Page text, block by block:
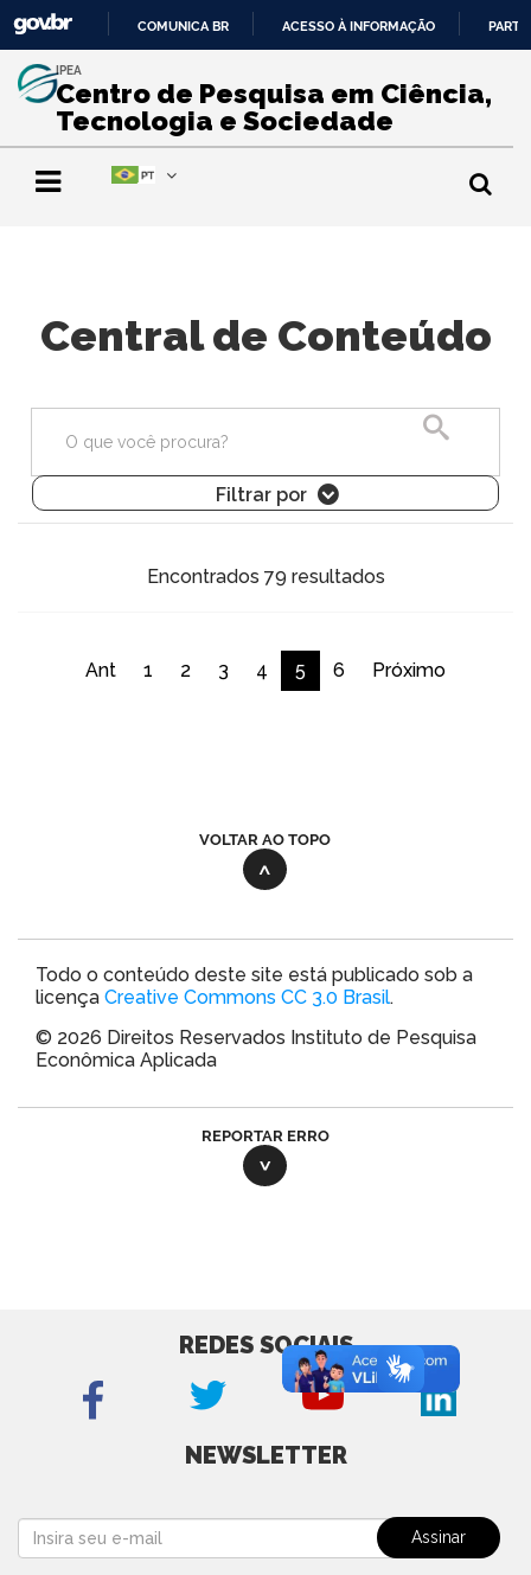
PARA
O
CONTEÚDO
COMUNICA BR ACESSO À INFORMAÇÃO
IPEA
Centro de Pesquisa em Ciência,
Tecnologia e Sociedade
Central de Conteúdo
Filtrar por
Encontrados 79 resultados
Ant 1 2 3 4 5 6 Próximo
VOLTAR AO TOPO
Todo o conteúdo deste site está publicado sob a
licença Creative Commons CC 3.0 Brasil.
© 2026 Direitos Reservados Instituto de Pesquisa
Econômica Aplicada
REPORTAR ERRO
REDES SOCIAIS
NEWSLETTER